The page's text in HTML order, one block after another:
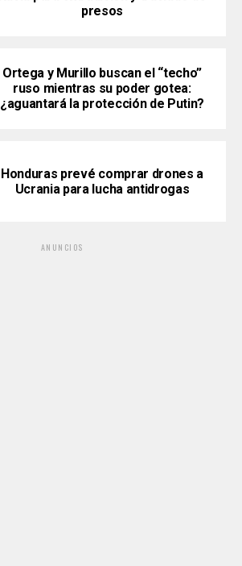
presos
Ortega y Murillo buscan el “techo”
ruso mientras su poder gotea:
¿aguantará la protección de Putin?
Honduras prevé comprar drones a
Ucrania para lucha antidrogas
ANUNCIOS